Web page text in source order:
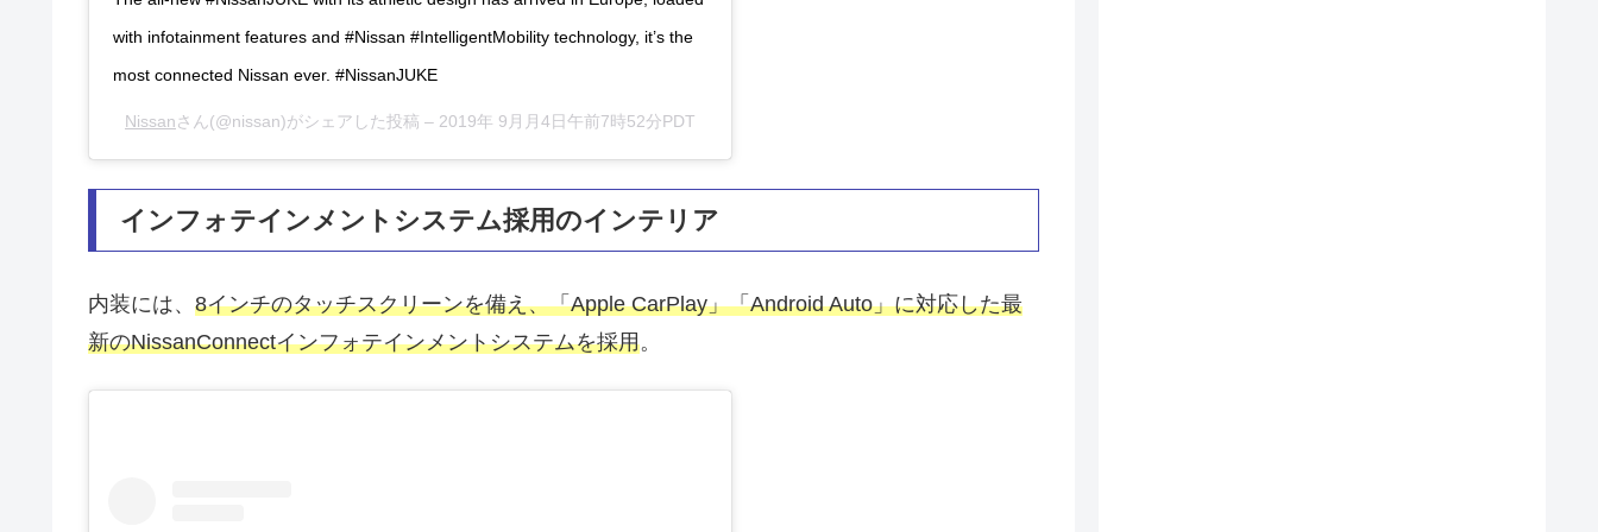
with infotainment features and #Nissan #IntelligentMobility technology, it’s the
most connected Nissan ever. #NissanJUKE
Nissanさん(@nissan)がシェアした投稿 – 2019年 9月月4日午前7時52分PDT
インフォテインメントシステム採用のインテリア
内装には、 8インチのタッチスクリーンを備え、「Apple CarPlay」「Android Auto」に対応した最
新のNissanConnectインフォテインメントシステムを採用。